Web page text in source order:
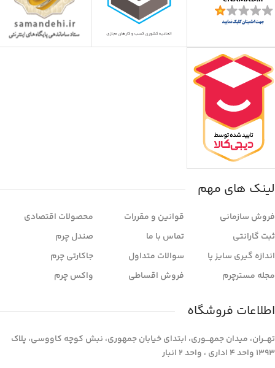
لینک های مهم
فروش سازمانی
ثبت گارانتی
اندازه گیری سایز پا
مجله مسترچرم
قوانین و مقررات
تماس با ما
سوالات متداول
فروش اقساطی
محصولات اقتصادی
صندل چرم
جاکارتی چرم
واکس چرم
اطلاعات فروشگاه
تهـــران، میدان جمهـــوری، ابتدای خیابان جمهوری، نبش کوچه کاووسی، پلاک
1393 واحد 4 اداری ، واحد 2 انبار